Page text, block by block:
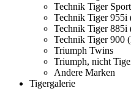
Technik Tiger
Technik Tiger 955i
Technik Tiger
Technik Tiger 900
Triumph Twins
Triumph, nicht
Andere Marken
Tigergalerie